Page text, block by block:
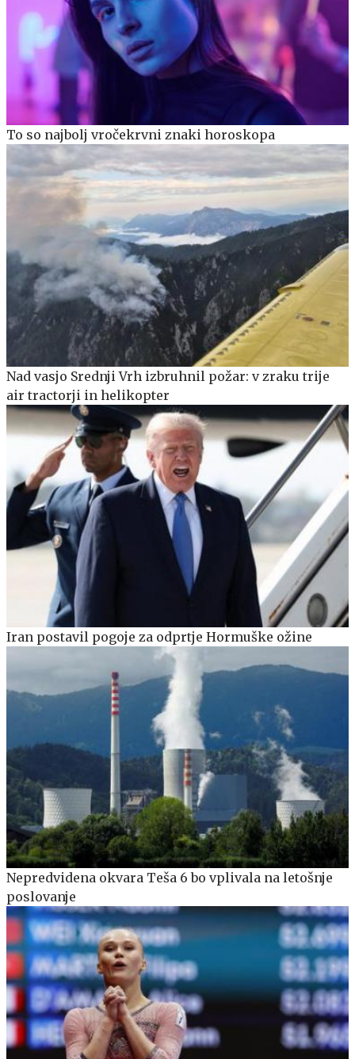
To so najbolj vročekrvni znaki horoskopa
Nad vasjo Srednji Vrh izbruhnil požar: v zraku trije
air tractorji in helikopter
Iran postavil pogoje za odprtje Hormuške ožine
Nepredvidena okvara Teša 6 bo vplivala na letošnje
poslovanje